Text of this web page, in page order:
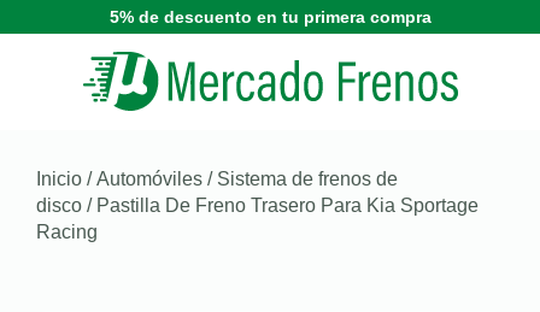
5% de descuento en tu primera compra
Inicio /Automóviles / Sistema de frenos de
disco / Pastilla De Freno Trasero Para Kia Sportage
Racing